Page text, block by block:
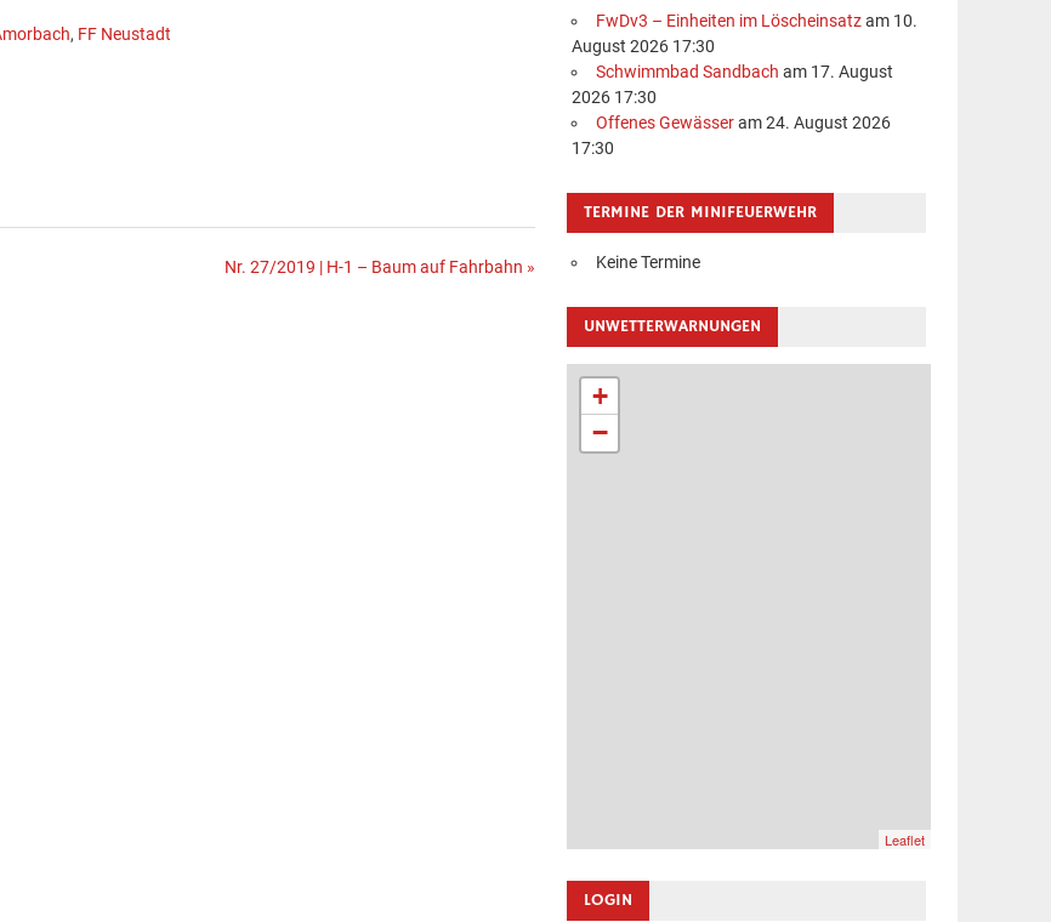
, FF Neustadt
Nr. 27/2019 | H-1 – Baum auf Fahrbahn »
FwDv3 – Einheiten im Löscheinsatzam 10.
August 2026 17:30
Schwimmbad Sandbach am 17. August
2026 17:30
Offenes Gewässeram 24. August 2026
17:30
TERMINE DER MINIFEUERWEHR
Keine Termine
UNWETTERWARNUNGEN
+
−
Leaflet
LOGIN